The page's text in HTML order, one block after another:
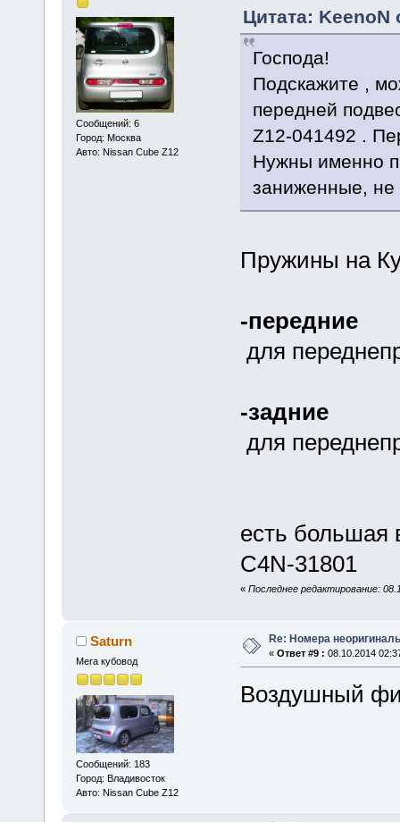
Сообщений: 6
Город: Москва
Авто: Nissan Cube Z12
Цитата: KeenoN
Господа!
Подскажите ,
передней
Z12-041492 .
Нужны именно
заниженные, не
Пружины на
-передние
для
-задние
для
есть большая
C4N-31801
« Последнее редактирование:
Saturn
Мега кубовод
Сообщений: 183
Город: Владивосток
Авто: Nissan Cube Z12
Re: Номера
« Ответ #9 : 08.10.2014
Воздушный